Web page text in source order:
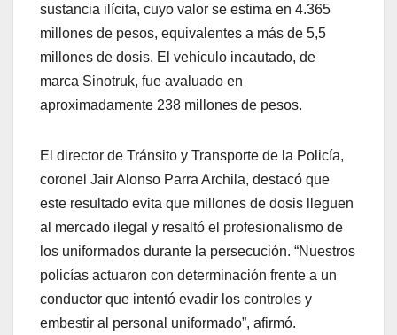
sustancia ilícita, cuyo valor se estima en 4.365
millones de pesos, equivalentes a más de 5,5
millones de dosis. El vehículo incautado, de
marca Sinotruk, fue avaluado en
aproximadamente 238 millones de pesos.
El director de Tránsito y Transporte de la Policía,
coronel Jair Alonso Parra Archila, destacó que
este resultado evita que millones de dosis lleguen
al mercado ilegal y resaltó el profesionalismo de
los uniformados durante la persecución. “Nuestros
policías actuaron con determinación frente a un
conductor que intentó evadir los controles y
embestir al personal uniformado”, afirmó.